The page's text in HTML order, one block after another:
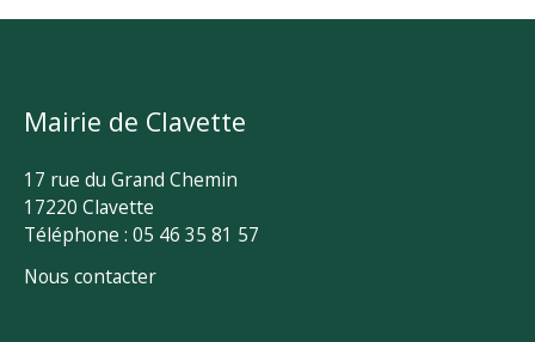
Mairie de Clavette
17 rue du Grand Chemin
17220 Clavette
Téléphone : 05 46 35 81 57
Nous contacter